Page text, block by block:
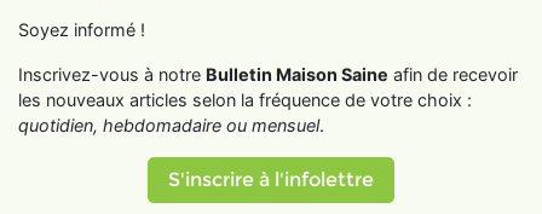
Soyez informé !
Inscrivez-vous à notre Bulletin Maison Saine afin de recevoir
les nouveaux articles selon la fréquence de votre choix :
quotidien, hebdomadaire ou mensuel.
S'inscrire à l'infolettre